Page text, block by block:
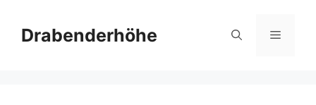
Inhalt
springen
Drabenderhöhe Menü